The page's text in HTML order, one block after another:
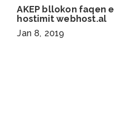
AKEP bllokon faqen e
hostimit webhost.al
Jan 8, 2019